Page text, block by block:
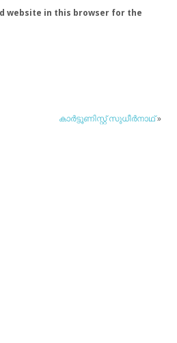
website in this browser for the
കാര്‍ട്ടൂണിസ്റ്റ് സുധീര്‍നാഥ്»